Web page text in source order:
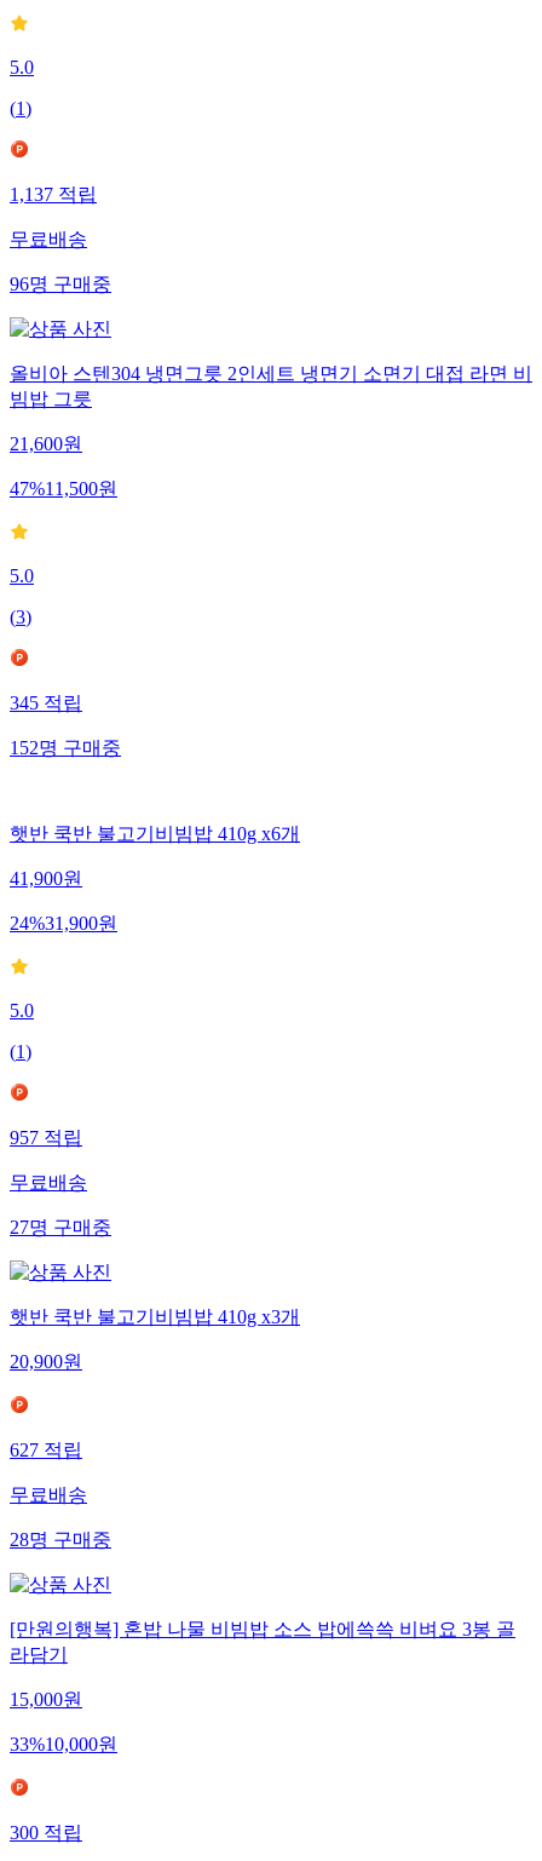
5.0
(1)
1,137적립
무료배송
96명구매중
올비아 스텐304 냉면그릇 2인세트 냉면기 소면기 대접 라면 비
빔밥 그릇
21,600원
47%11,500원
5.0
(3)
345적립
152명구매중
햇반 쿡반 불고기비빔밥 410g x6개
41,900원
24%31,900원
5.0
(1)
957적립
무료배송
27명구매중
햇반 쿡반 불고기비빔밥 410g x3개
20,900원
627적립
무료배송
28명구매중
[만원의행복] 혼밥 나물 비빔밥 소스 밥에쓱쓱 비벼요 3봉 골
라담기
15,000원
33%10,000원
300적립